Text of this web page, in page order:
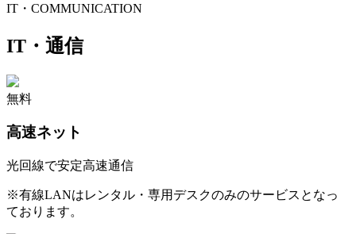
IT・COMMUNICATION
IT・通信
無料
高速ネット
光回線で安定高速通信
※有線LANはレンタル・専用デスクのみのサービスとなっ
ております。